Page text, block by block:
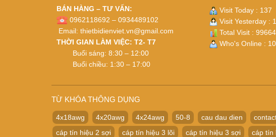
BÁN HÀNG – TƯ VẤN:
0962118692 – 0934489102
Email: thietbidienviet.vn@gmail.com
THỜI GIAN LÀM VIỆC: T2- T7
Buổi sáng: 8:30 – 12:00
Buổi chiều: 1:30 – 17:00
Visit Today : 137
Visit Yesterday :
Total Visit : 99664
Who's Online : 10
TỪ KHÓA THÔNG DỤNG
4x18awg 4x20awg 4x24awg 50-8 cau dau dien
cáp tín hiệu 2 sợi
cáp tín hiệu 3 lõi cáp tín hiệu 3 sợi cáp tín